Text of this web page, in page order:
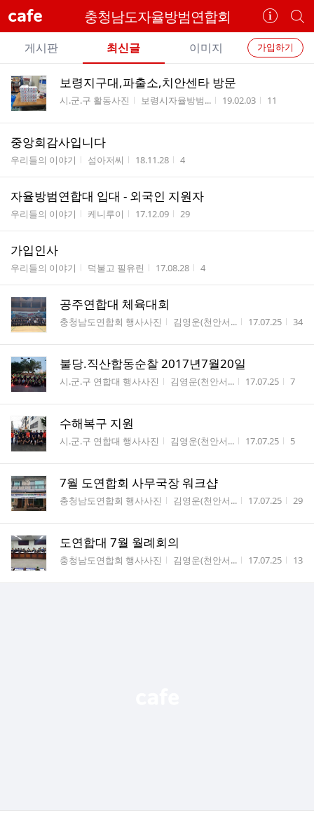
cafe 충청남도자율방범연합회
카
페
정
보
개
별
카
페
카
페
메
뉴
가입하기
게시판 최신글 이미지
전
체
글
리
보령지구대,파출소,치안센타 방문
게시판명
시.군.구 활동사진 작성자
보령시자율방범... 작성시간
19.02.03 조회수
11
중앙회감사입니다
게시판명
우리들의 이야기 작성자
섬아저씨 작성시간
18.11.28 조회수
4
자율방범연합대 입대 - 외국인 지원자
게시판명
우리들의 이야기 작성자
케니루이 작성시간
17.12.09 조회수
29
가입인사
게시판명
우리들의 이야기 작성자
덕불고 필유린 작성시간
17.08.28 조회수
4
공주연합대 체육대회
게시판명
충청남도연합회 행사사진 작성자
김영운(천안서... 작성시간
17.07.25 조회
34
불당.직산합동순찰 2017년7월20일
게시판명
시.군.구 연합대 행사사진 작성자
김영운(천안서... 작성시간
17.07.25 조회
7
수해복구 지원
게시판명
시.군.구 연합대 행사사진 작성자
김영운(천안서... 작성시간
17.07.25 조회
5
7월 도연합회 사무국장 워크샵
게시판명
충청남도연합회 행사사진 작성자
김영운(천안서... 작성시간
17.07.25 조회
29
도연합대 7월 월례회의
게시판명
충청남도연합회 행사사진 작성자
김영운(천안서... 작성시간
17.07.25 조회
13